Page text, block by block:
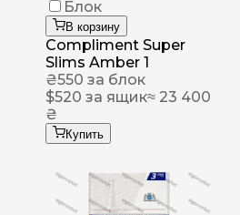
Блок
В корзину
Compliment Super
Slims Amber 1
₴550 за блок
$520 за ящик≈ 23 400
₴
Купить